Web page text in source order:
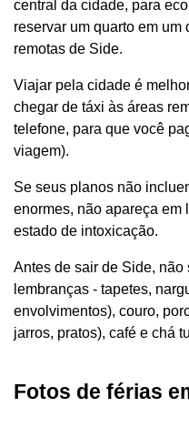
central da cidade, para
reservar um quarto em
remotas de Side.
Viajar pela cidade é
chegar de táxi às áreas
telefone, para que você
viagem).
Se seus planos não
enormes, não apareça em
estado de intoxicação.
Antes de sair de Side,
lembranças - tapetes,
envolvimentos), couro,
jarros, pratos), café e chá
Fotos de férias